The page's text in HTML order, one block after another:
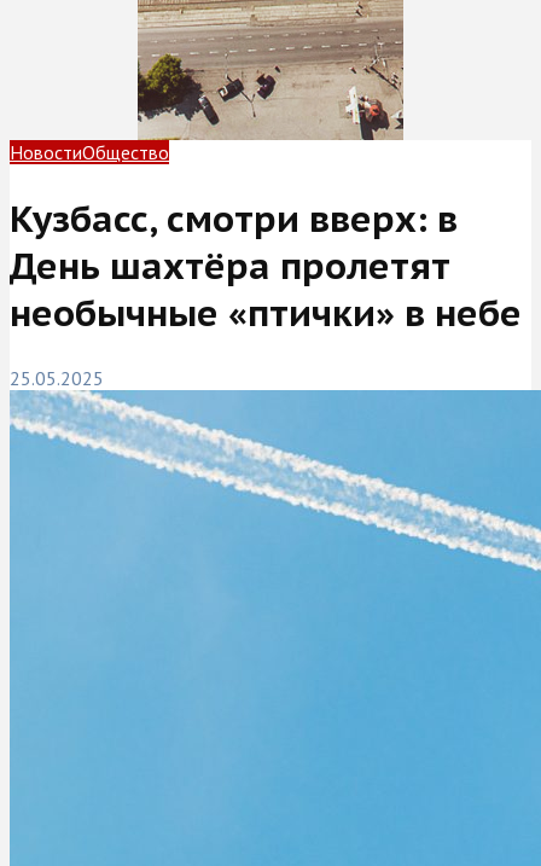
НовостиОбщество
Кузбасс, смотри вверх: в
День шахтёра пролетят
необычные «птички» в небе
25.05.2025